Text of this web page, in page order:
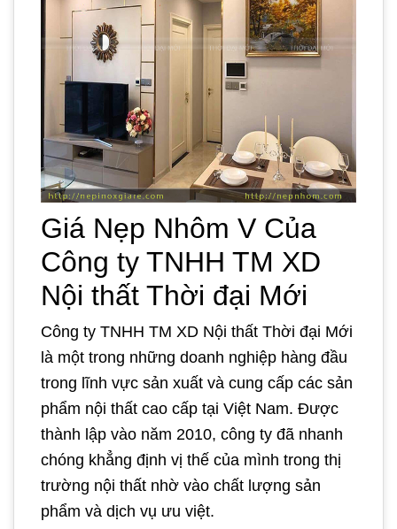
Giá Nẹp Nhôm V Của
Công ty TNHH TM XD
Nội thất Thời đại Mới
Công ty TNHH TM XD Nội thất Thời đại Mới
là một trong những doanh nghiệp hàng đầu
trong lĩnh vực sản xuất và cung cấp các sản
phẩm nội thất cao cấp tại Việt Nam. Được
thành lập vào năm 2010, công ty đã nhanh
chóng khẳng định vị thế của mình trong thị
trường nội thất nhờ vào chất lượng sản
phẩm và dịch vụ ưu việt.